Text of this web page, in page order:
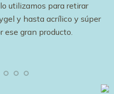
utilizamos para retirar
y hasta acrílico y súper
ese gran producto.